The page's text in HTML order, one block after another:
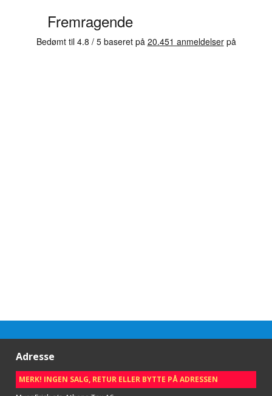
Adresse
MERK! INGEN SALG, RETUR ELLER BYTTE PÅ ADRESSEN